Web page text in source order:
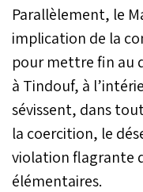
Parallèlement, le
implication de la
pour mettre fin au
à Tindouf, à
sévissent, dans
la coercition, le
violation flagrante
élémentaires.